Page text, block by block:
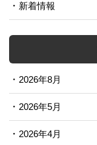
新着情報
2026年8月
2026年5月
2026年4月